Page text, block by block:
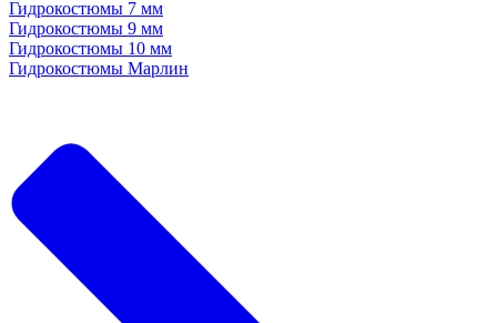
Гидрокостюмы 7 мм
Гидрокостюмы 9 мм
Гидрокостюмы 10 мм
Гидрокостюмы Марлин